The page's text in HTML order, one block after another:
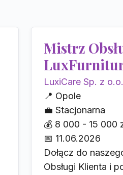
Mistrz
LuxiCare Sp. z o.o.
📍 Opole
💼 Stacjonarna
💰 8 000 - 15 000
📅 11.06.2026
Dołącz do
Obsługi Klienta i